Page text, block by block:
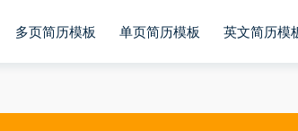
多页简历模板 单页简历模板 英文简历模